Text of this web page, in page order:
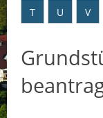
T
U V